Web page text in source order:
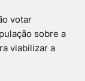
votar
sobre a
viabilizar a